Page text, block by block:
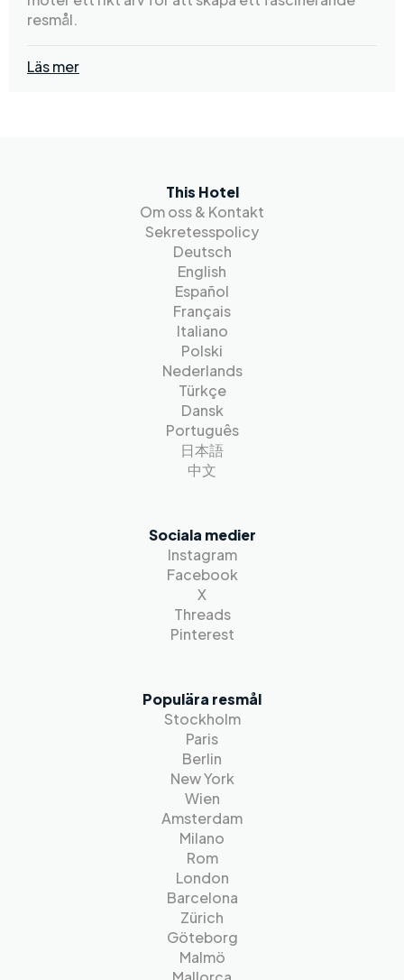
resmål.
Läs mer
This Hotel
Om oss & Kontakt
Sekretesspolicy
Deutsch
English
Español
Français
Italiano
Polski
Nederlands
Türkçe
Dansk
Português
日本語
中文
Sociala medier
Instagram
Facebook
X
Threads
Pinterest
Populära resmål
Stockholm
Paris
Berlin
New York
Wien
Amsterdam
Milano
Rom
London
Barcelona
Zürich
Göteborg
Malmö